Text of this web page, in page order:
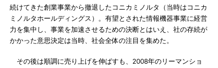
続けてきた創業事業から撤退したコニカミノルタ（当時はコニカ
ミノルタホールディングス）。有望とされた情報機器事業に経営
力を集中し、事業を加速させるための決断とはいえ、社の存続が
かかった意思決定は当時、社会全体の注目を集めた。
その後は順調に売り上げを伸ばすも、2008年のリーマンショ